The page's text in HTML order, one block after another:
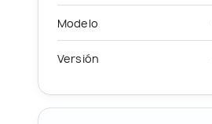
Modelo
Versión